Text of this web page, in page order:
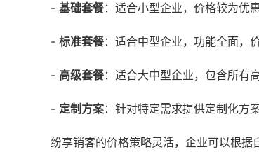
- 基础套餐：适合小型企业，价格较为优
- 标准套餐：适合中型企业，功能全面，
- 高级套餐：适合大中型企业，包含所有
- 定制方案：针对特定需求提供定制化方
纷享销客的价格策略灵活，企业可以根据